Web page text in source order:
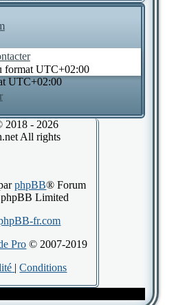
format UTC+02:00
UTC+02:00
2018 - 2026
All rights
phpBB® Forum
Limited
fr.com
Pro © 2007-2019
|Conditions